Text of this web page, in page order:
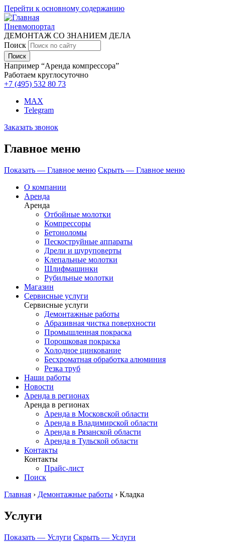
Перейти к основному содержанию
Пневмопортал
ДЕМОНТАЖ СО ЗНАНИЕМ ДЕЛА
Поиск
Например “Аренда компрессора”
Работаем круглосуточно
+7 (495) 532 80 73
MAX
Telegram
Заказать звонок
Главное меню
Показать — Главное меню Скрыть — Главное меню
О компании
Аренда
Аренда
Отбойные молотки
Компрессоры
Бетоноломы
Пескоструйные аппараты
Дрели и шуруповерты
Клепальные молотки
Шлифмашинки
Рубильные молотки
Магазин
Сервисные услуги
Сервисные услуги
Демонтажные работы
Абразивная чистка поверхности
Промышленная покраска
Порошковая покраска
Холодное цинкование
Бесхроматная обработка алюминия
Резка труб
Наши работы
Новости
Аренда в регионах
Аренда в регионах
Аренда в Московской области
Аренда в Владимирской области
Аренда в Рязанской области
Аренда в Тульской области
Контакты
Контакты
Прайс-лист
Поиск
Главная › Демонтажные работы › Кладка
Услуги
Показать — Услуги Скрыть — Услуги